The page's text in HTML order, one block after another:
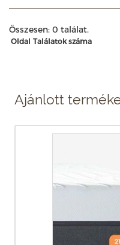
Összesen: 0 találat.
Oldal Találatok száma
Ajánlott